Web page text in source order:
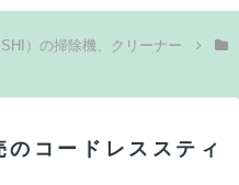
）の掃除機、クリーナー
コードレススティ